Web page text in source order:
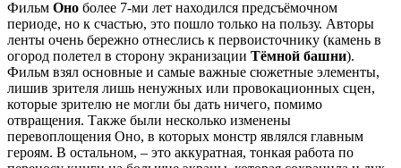
Фильм Оно более 7-ми лет находился предсъёмочном
периоде, но к счастью, это пошло только на пользу. Авторы
ленты очень бережно отнеслись к первоисточнику (камень в
огород полетел в сторону экранизации Тёмной башни).
Фильм взял основные и самые важные сюжетные элементы,
лишив зрителя лишь ненужных или провокационных сцен,
которые зрителю не могли бы дать ничего, помимо
отвращения. Также были несколько изменены
перевоплощения Оно, в которых монстр являлся главным
героям. В остальном, – это аккуратная, тонкая работа по